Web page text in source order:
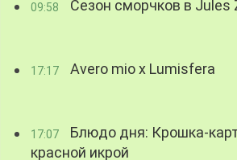
09:58 Сезон сморчков в Jules
17:17 Avero mio x Lumisfera
17:07
Блюдо дня: Крошка-
красной икрой